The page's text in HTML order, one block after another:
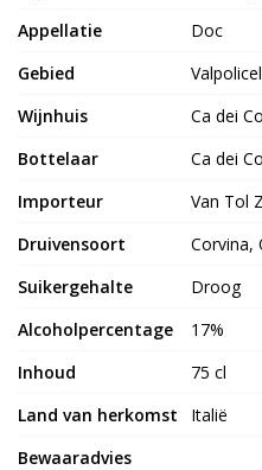
Appellatie
Doc
Gebied
Wijnhuis
Ca dei
Bottelaar
Ca dei
Importeur
Van Tol
Druivensoort
Corvina,
Suikergehalte
Droog
Alcoholpercentage
17%
Inhoud
75 cl
Land van herkomst
Italië
Bewaaradvies